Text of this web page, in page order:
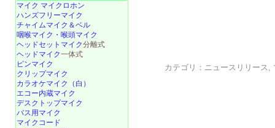
カテゴリ： ニュースリリース ,
マイク マイクロホン
ハンズフリーマイク
チャイムマイク＆ベル
咽喉マイク・喉頭マイク
ヘッドセットマイク分離式
ヘッドマイク一体式
ピンマイク
クリップマイク
カラオケマイク（白）
エコー内蔵マイク
デスクトップマイク
バス用マイク
マイクコード